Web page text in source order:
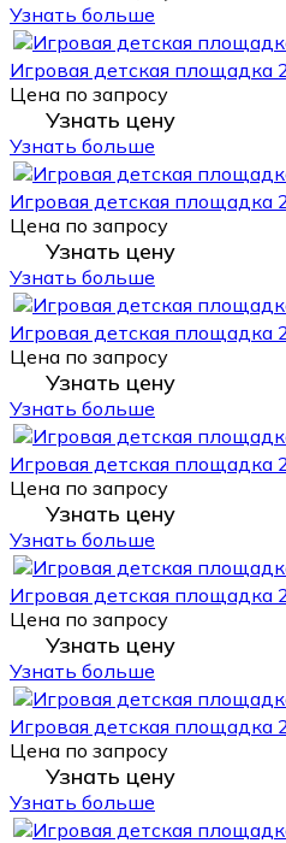
Узнать больше
Игровая детская площадка
Цена по запросу
Узнать цену
Узнать больше
Игровая детская площадка
Цена по запросу
Узнать цену
Узнать больше
Игровая детская площадка
Цена по запросу
Узнать цену
Узнать больше
Игровая детская площадка
Цена по запросу
Узнать цену
Узнать больше
Игровая детская площадка
Цена по запросу
Узнать цену
Узнать больше
Игровая детская площадка
Цена по запросу
Узнать цену
Узнать больше